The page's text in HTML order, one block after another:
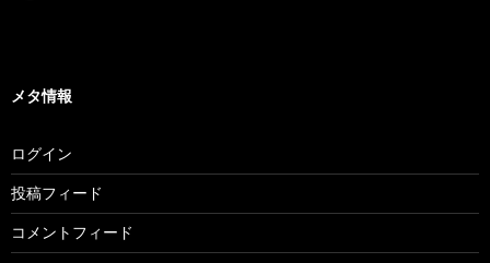
メタ情報
ログイン
投稿フィード
コメントフィード